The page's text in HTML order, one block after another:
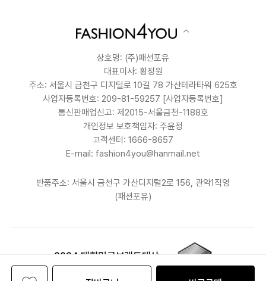
상호명: (주)패션포유
대표이사: 황정원
주소: 서울시 금천구 디지털로 10길 78 가산테라타워 625호
사업자등록번호: 209-81-59257 [사업자등록번호]
통신판매업신고: 제2015-서울금천-1188호
개인정보 보호책임자: 주윤정
고객센터: 1666-8657
E-mail: fashion4you@hanmail.net
반품주소: 서울시 금천구 가산디지털2로 156, 관악1직영
(패션포유)